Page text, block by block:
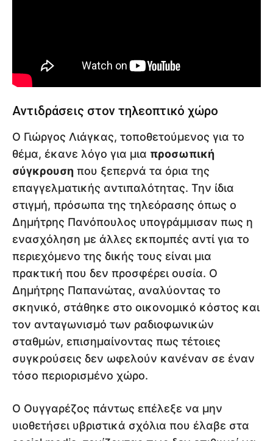
Αντιδράσεις στον τηλεοπτικό χώρο
Ο Γιώργος Λιάγκας, τοποθετούμενος για το
θέμα, έκανε λόγο για μια προσωπική
σύγκρουση που ξεπερνά τα όρια της
επαγγελματικής αντιπαλότητας. Την ίδια
στιγμή, πρόσωπα της τηλεόρασης όπως ο
Δημήτρης Πανόπουλος υπογράμμισαν πως η
ενασχόληση με άλλες εκπομπές αντί για το
περιεχόμενο της δικής τους είναι μια
πρακτική που δεν προσφέρει ουσία. Ο
Δημήτρης Παπανώτας, αναλύοντας το
σκηνικό, στάθηκε στο οικονομικό κόστος και
τον ανταγωνισμό των ραδιοφωνικών
σταθμών, επισημαίνοντας πως τέτοιες
συγκρούσεις δεν ωφελούν κανέναν σε έναν
τόσο περιορισμένο χώρο.
Ο Ουγγαρέζος πάντως επέλεξε να μην
υιοθετήσει υβριστικά σχόλια που έλαβε στα